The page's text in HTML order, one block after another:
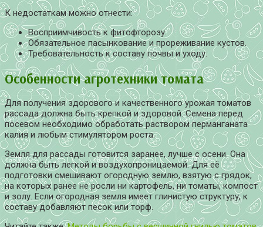
К недостаткам можно отнести:
Восприимчивость к фитофторозу.
Обязательное пасынкование и прореживание кустов.
Требовательность к составу почвы и уходу.
Особенности агротехники томата
Для получения здорового и качественного урожая томатов
рассада должна быть крепкой и здоровой. Семена перед
посевом необходимо обработать раствором перманганата
калия и любым стимулятором роста.
Земля для рассады готовится заранее, лучше с осени. Она
должна быть легкой и воздухопроницаемой. Для её
подготовки смешивают огородную землю, взятую с грядок,
на которых ранее не росли ни картофель, ни томаты, компост
и золу. Если огородная земля имеет глинистую структуру, к
составу добавляют песок или торф.